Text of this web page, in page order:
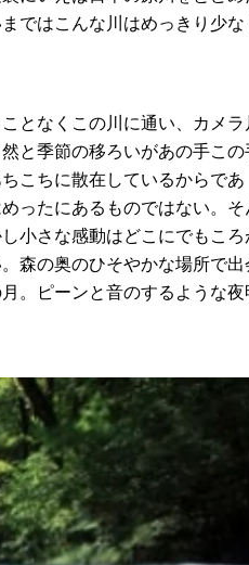
ではこんな川はめっきり少な
となくこの川に通い、カメラ
と季節の移ろいがあの手この
こちに散在しているからであ
ったにあるものではない。そ
小さな感動はどこにでもころ
森の奥のひそやかな場所で出
。ピーンと音のするような夜